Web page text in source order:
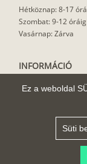
Ez a weboldal
Süti
Hétköznap: 8-17
Szombat: 9-12 óráig
Vasárnap: Zárva
INFORMÁCIÓ
Felhasználási